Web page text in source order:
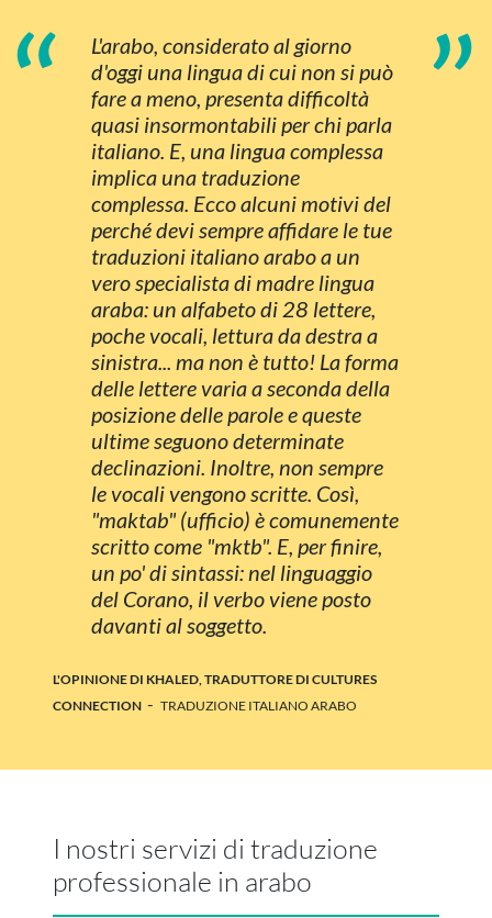
“
L'arabo, considerato al giorno
d'oggi una lingua di cui non si può
fare a meno, presenta difficoltà
quasi insormontabili per chi parla
italiano. E, una lingua complessa
implica una traduzione
complessa. Ecco alcuni motivi del
perché devi sempre affidare le tue
traduzioni italiano arabo a un
vero specialista di madre lingua
araba: un alfabeto di 28 lettere,
poche vocali, lettura da destra a
sinistra... ma non è tutto! La forma
delle lettere varia a seconda della
posizione delle parole e queste
ultime seguono determinate
declinazioni. Inoltre, non sempre
le vocali vengono scritte. Così,
"maktab" (ufficio) è comunemente
scritto come "mktb". E, per finire,
un po' di sintassi: nel linguaggio
del Corano, il verbo viene posto
davanti al soggetto.
”
L'OPINIONE DI KHALED, TRADUTTORE DI CULTURES
CONNECTION - TRADUZIONE ITALIANO ARABO
I nostri servizi di traduzione
professionale in arabo